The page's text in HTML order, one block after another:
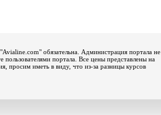
обязательна. Администрация портала не
пользователями портала. Все цены представлены на
просим иметь в виду, что из-за разницы курсов